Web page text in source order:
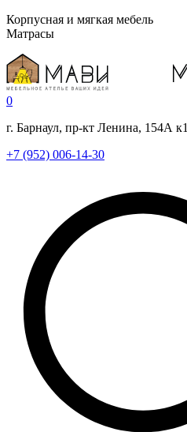
Корпусная и мягкая мебель
Матрасы
0
г. Барнаул, пр-кт Ленина, 154А к1
+7 (952) 006-14-30